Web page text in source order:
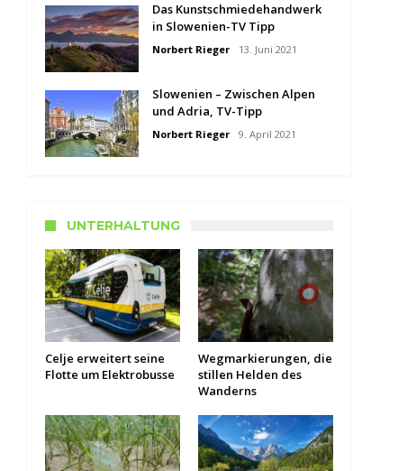
Das Kunstschmiedehandwerk
in Slowenien-TV Tipp
Norbert Rieger 13. Juni 2021
Slowenien – Zwischen Alpen
und Adria, TV-Tipp
Norbert Rieger 9. April 2021
UNTERHALTUNG
Celje erweitert seine
Flotte um Elektrobusse
Wegmarkierungen, die
stillen Helden des
Wanderns